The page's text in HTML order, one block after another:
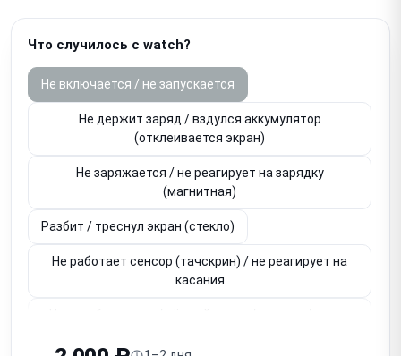
Что случилось с watch?
Не включается / не запускается
Не держит заряд / вздулся аккумулятор
(отклеивается экран)
Не заряжается / не реагирует на зарядку
(магнитная)
Разбит / треснул экран (стекло)
Не работает сенсор (тачскрин) / не реагирует на
касания